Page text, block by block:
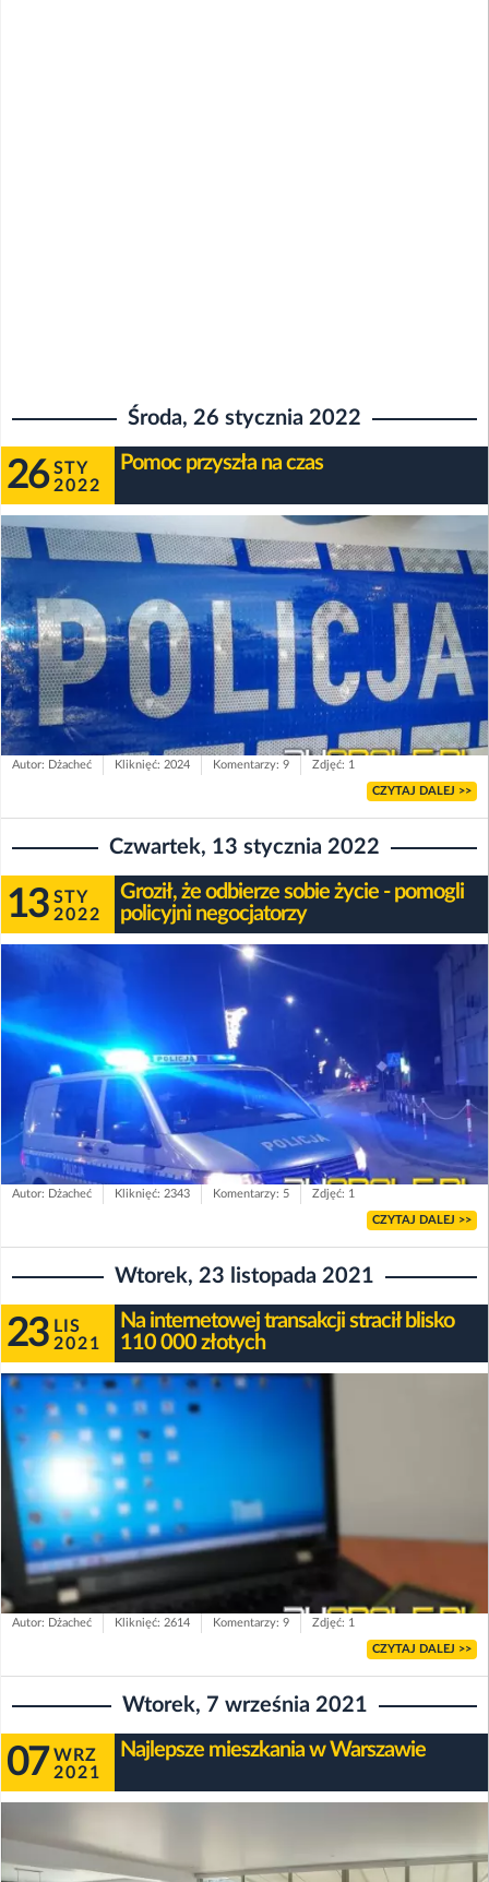
Środa, 26 stycznia 2022
26 STY
2022
Pomoc przyszła na czas
Autor: Dżacheć Kliknięć: 2024 Komentarzy: 9 Zdjęć: 1
CZYTAJ DALEJ >>
Czwartek, 13 stycznia 2022
13 STY
2022
Groził, że odbierze sobie życie - pomogli
policyjni negocjatorzy
Autor: Dżacheć Kliknięć: 2343 Komentarzy: 5 Zdjęć: 1
CZYTAJ DALEJ >>
Wtorek, 23 listopada 2021
23 LIS
2021
Na internetowej transakcji stracił blisko
110 000 złotych
Autor: Dżacheć Kliknięć: 2614 Komentarzy: 9 Zdjęć: 1
CZYTAJ DALEJ >>
Wtorek, 7 września 2021
07 WRZ
2021
Najlepsze mieszkania w Warszawie